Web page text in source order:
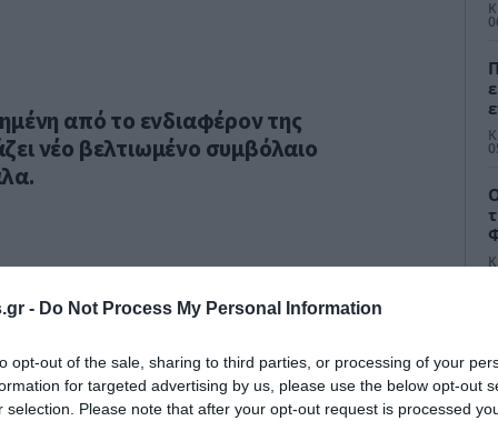
- Do Not Process My Personal Information
opt-out of the sale, sharing to third parties, or processing of your
for targeted advertising by us, please use the below opt-out
selection. Please note that after your opt-out request is processed
από το ενδιαφέρον της
νέο βελτιωμένο συμβόλαιο